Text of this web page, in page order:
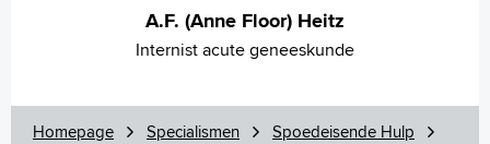
A.F. (Anne Floor) Heitz
Internist acute geneeskunde
Homepage Specialismen
Spoedeisende Hulp